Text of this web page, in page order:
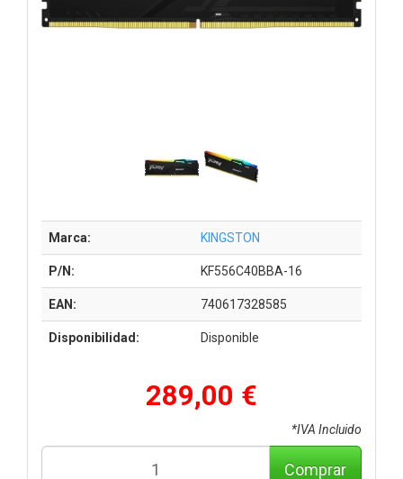
Marca: KINGSTON
P/N: KF556C40BBA-16
EAN: 740617328585
Disponibilidad: Disponible
289,00 €
*IVA Incluido
Comprar